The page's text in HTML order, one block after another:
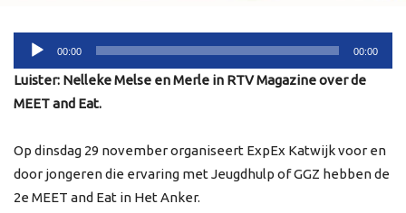
Audiospeler
00:00 00:00
Luister: Nelleke Melse en Merle in RTV Magazine over de
MEET and Eat.
Op dinsdag 29 november organiseert ExpEx Katwijk voor en
door jongeren die ervaring met Jeugdhulp of GGZ hebben de
2e MEET and Eat in Het Anker.